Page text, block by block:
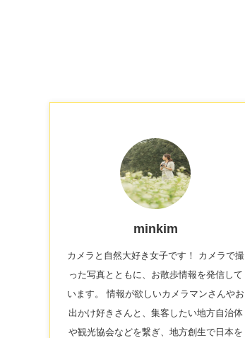
minkim
カメラと自然大好き女子です！ カメラで撮
った写真とともに、お散歩情報を発信して
います。 情報が欲しいカメラマンさんやお
出かけ好きさんと、集客したい地方自治体
や観光協会などを繋ぎ、地方創生で日本を